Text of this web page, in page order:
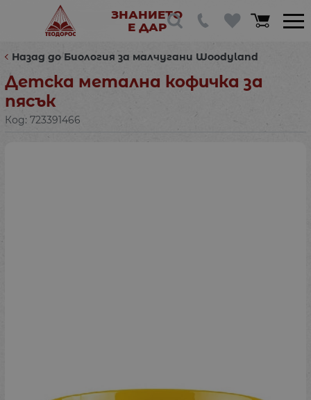
ЗНАНИЕТО
Е ДАР
Назад до Биология за малчугани Woodyland
Детска метална кофичка за
пясък
Код: 723391466